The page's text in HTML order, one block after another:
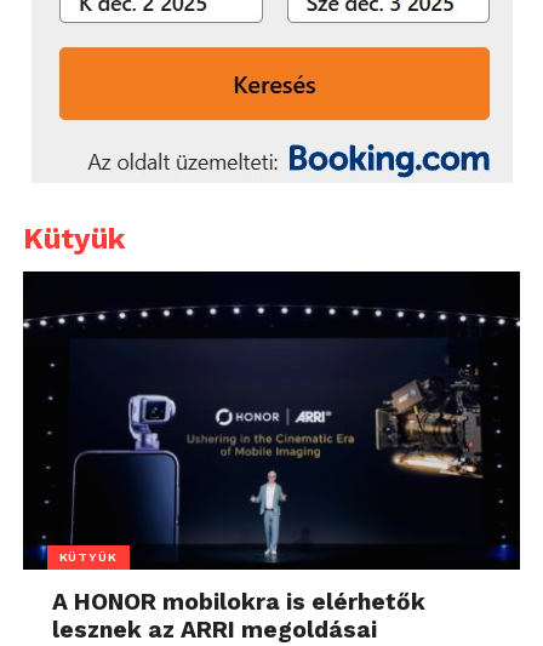
Kütyük
KÜTYÜK
A HONOR mobilokra is elérhetők
lesznek az ARRI megoldásai